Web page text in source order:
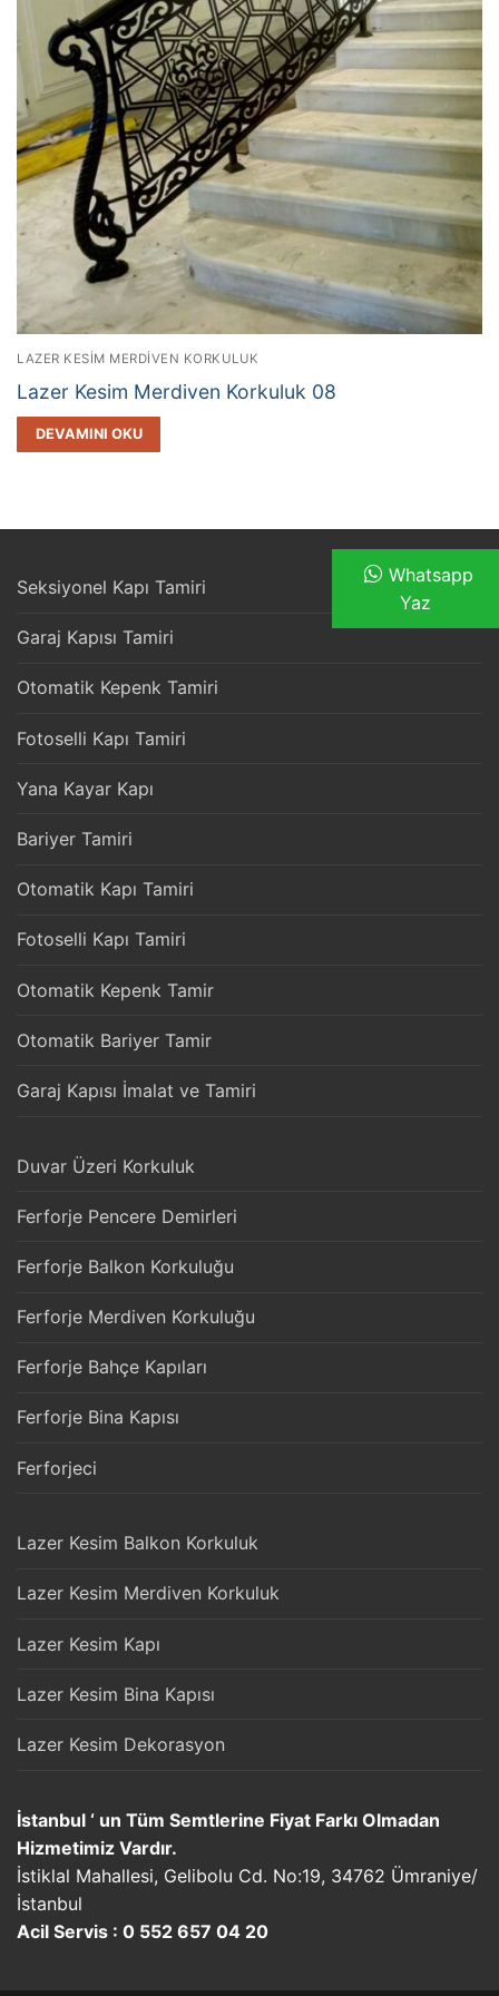
LAZER KESIM MERDIVEN KORKULUK
Lazer Kesim Merdiven Korkuluk 08
DEVAMINI OKU
Seksiyonel Kapı Tamiri
Garaj Kapısı Tamiri
Otomatik Kepenk Tamiri
Fotoselli Kapı Tamiri
Yana Kayar Kapı
Bariyer Tamiri
Otomatik Kapı Tamiri
Fotoselli Kapı Tamiri
Otomatik Kepenk Tamir
Otomatik Bariyer Tamir
Garaj Kapısı İmalat ve Tamiri
Duvar Üzeri Korkuluk
Ferforje Pencere Demirleri
Ferforje Balkon Korkuluğu
Ferforje Merdiven Korkuluğu
Ferforje Bahçe Kapıları
Ferforje Bina Kapısı
Ferforjeci
Lazer Kesim Balkon Korkuluk
Lazer Kesim Merdiven Korkuluk
Lazer Kesim Kapı
Lazer Kesim Bina Kapısı
Lazer Kesim Dekorasyon
İstanbul ‘ un Tüm Semtlerine Fiyat Farkı Olmadan
Hizmetimiz Vardır.
İstiklal Mahallesi, Gelibolu Cd. No:19, 34762 Ümraniye/
İstanbul
Acil Servis : 0 552 657 04 20
Whatsapp
Yaz